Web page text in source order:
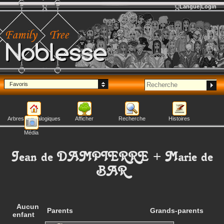
Noblesse
Langue Login
Favoris
Arbres généalogiques Afficher Recherche Histoires
Média
Jean de DAMPIERRE + Mariede
BAR
Aucun
enfant
Parents Grands-parents